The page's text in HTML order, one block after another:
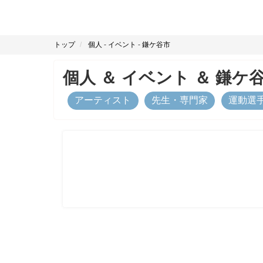
トップ 個人 - イベント - 鎌ケ谷市
個人 ＆ イベント ＆ 鎌ケ
アーティスト 先生・専門家 運動選